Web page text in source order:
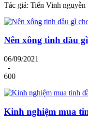
Tác giả: Tiến Vinh nguyễn
Nên xông tinh dầu
06/09/2021
-
600
Kinh nghiệm mua